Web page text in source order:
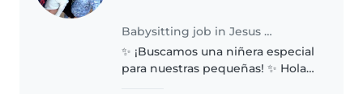
Babysitting job in Jesus Maria
✨ ¡Buscamos una niñera especial
para nuestras pequeñas! ✨ Hola